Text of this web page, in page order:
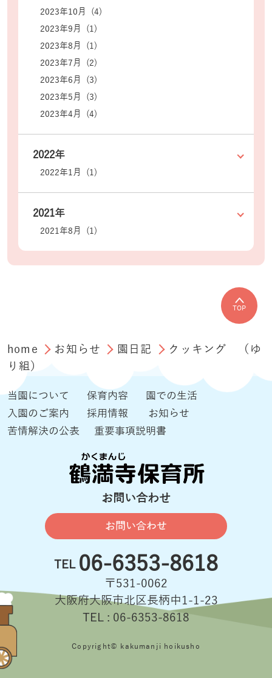
2023年10月 (4)
2023年9月 (1)
2023年8月 (1)
2023年7月 (2)
2023年6月 (3)
2023年5月 (3)
2023年4月 (4)
2022年
2022年1月 (1)
2021年
2021年8月 (1)
TOP
home お知らせ 園日記
クッキング （ゆ
り組）
当園について 保育内容
園での生活
入園のご案内
採用情報
お知らせ
苦情解決の公表
重要事項説明書
お問い合わせ
お問い合わせ
TEL 06-6353-8618
〒531-0062
大阪府大阪市北区長柄中1-1-23
TEL : 06-6353-8618
Copyright© kakumanji hoikusho